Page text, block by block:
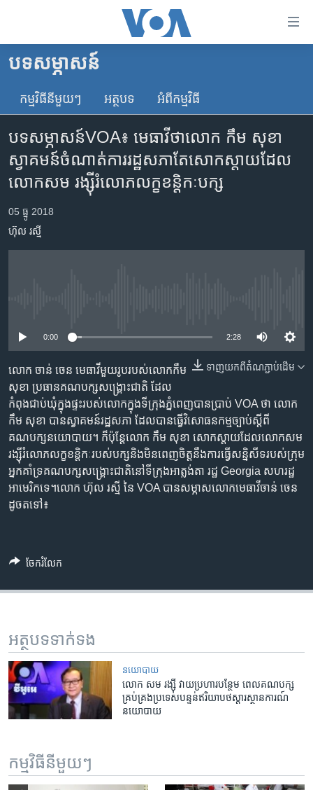
គេហទំព័រ​
និង​
ចូល​
ទំព័រ​
ព័ត៌មាន​​
ម្តង
រំលង​
និង​
សម្ព័ន្ធ​
រំលង​
និង​
ចូល​
ទៅ​
កាន់​
ទំព័រ​
ស្វែង​
រក
កម្ពុជា
អន្តរជាតិ
ហេឡូវីអូអេ
ព្រឹត្តិការណ៍ព័ត៌មាន
ទូរទស្សន៍ / វីដេអូ​
Khmer English
បណ្តាញ​សង្គម
ភាសា
បទ​សម្ភាសន៍
កម្មវិធី​នីមួយៗ អត្ថបទ​ អំពី​កម្មវិធី​
បទ​សម្ភាសន៍​VOA៖ មេធាវី​ថា​លោក កឹម សុខា​
ស្វាគមន៍​ចំណាត់​ការ​រដ្ឋសភា​តែ​សោកស្តាយ​ដែល​
លោក​សម​ រង្ស៊ី​រំលោភ​លក្ខខន្តិកៈ​បក្ស
05 ធ្នូ 2018
ហ៊ុល រស្មី
0:00 2:28
ទាញ​យក​ពី​តំណភ្ជាប់​ដើម
លោក​ ចាន់​ ចេន​ មេធាវី​មួយ​រូប​របស់​លោក​កឹម
សុខា​ ប្រធាន​គណបក្ស​សង្គ្រោះជាតិ​ ដែល​
កំពុង​ជាប់​ឃុំ​ក្នុង​ផ្ទះ​របស់​លោក​ក្នុង​ទីក្រុងភ្នំពេញ​បាន​ប្រាប់​ VOA ថា លោក
កឹម សុខា​ បាន​ស្វាគមន៍​រដ្ឋសភា​ ដែល​បាន​​ធ្វើ​វិសោធនកម្ម​ច្បាប់​ស្តីពី​
គណបក្ស​នយោបាយ។ ក៏​ប៉ុន្តែ​លោក កឹម សុខា​ សោក​ស្តាយ​ដែល​លោក​សម​
រង្ស៊ី​រំលោភ​លក្ខខន្តិកៈ​របស់​បក្ស​និង​មិន​ពេញ​ចិត្ត​នឹង​ការ​ធ្វើ​សន្និសីទ​របស់​ក្រុម​
អ្នក​គាំទ្រ​​គណបក្ស​សង្គ្រោះជាតិ​នៅ​​ទីក្រុង​អាត្លង់តា ​រដ្ឋ​ Georgia​ ​សហរដ្ឋ​
អាមេរិក​ទេ។​ ​លោក​ ហ៊ុល រស្មី​ នៃ​ VOA ​បាន​សម្ភាស​​លោក​មេធាវី​ចាន់​ ចេន​
ដូច​​ត​ទៅ៖
ចែករំលែក
អត្ថបទ​ទាក់ទង
នយោបាយ
លោក ​សម រង្ស៊ី ​វាយ​ប្រហារ​បន្ថែម​ ពេល​គណបក្ស​
គ្រប់គ្រង​ប្រទេស​បន្ទន់​ឥរិយាបថ​ស្តារ​ស្ថានការណ៍​
នយោបាយ
កម្មវិធី​នីមួយៗ